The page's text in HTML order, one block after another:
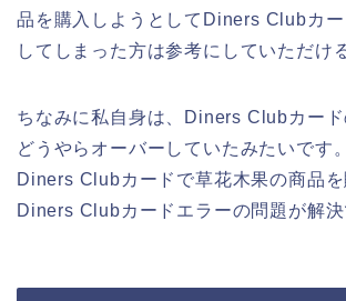
品を購入しようとしてDiners Clubカ
してしまった方は参考にしていただけ
ちなみに私自身は、Diners Clubカー
どうやらオーバーしていたみたいです
Diners Clubカードで草花木果の商品
Diners Clubカードエラーの問題が解